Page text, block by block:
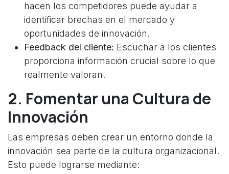
hacen los competidores puede ayudar a
identificar brechas en el mercado y
oportunidades de innovación.
Feedback del cliente: Escuchar a los clientes
proporciona información crucial sobre lo que
realmente valoran.
2. Fomentar una Cultura de
Innovación
Las empresas deben crear un entorno donde la
innovación sea parte de la cultura organizacional.
Esto puede lograrse mediante: